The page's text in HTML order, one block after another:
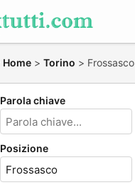
Home > Torino > Frossasco
Parola chiave
Posizione